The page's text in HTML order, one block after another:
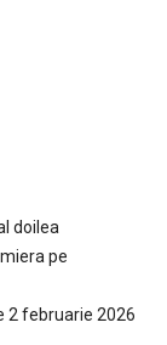
doilea
pe
2 februarie 2026